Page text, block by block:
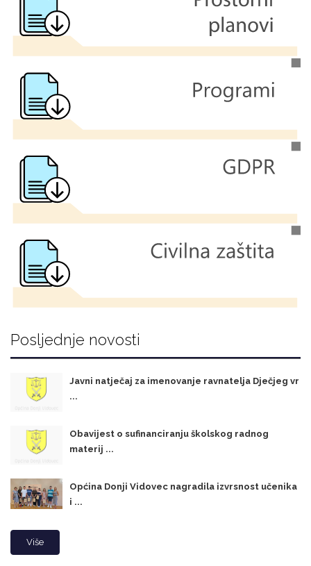
Posljednje novosti
Javni natječaj za imenovanje ravnatelja Dječjeg vr
...
Obavijest o sufinanciranju školskog radnog
materij ...
Općina Donji Vidovec nagradila izvrsnost učenika
i ...
Više